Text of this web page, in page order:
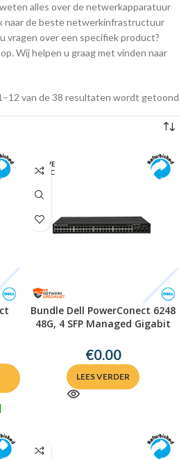
alles over de netwerkapparatuur
naar de beste netwerkinfrastructuur
vragen over een specifiek product?
Wij helpen u graag met vinden naar
van de 38 resultaten wordt getoond
UITVE
RKOC
Bundle Dell PowerConect 6248
48G, 4 SFP Managed Gigabit
€0.00
LEES VERDER